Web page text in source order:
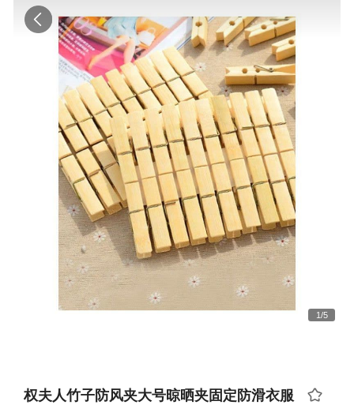
1/5
权夫人竹子防风夹大号晾晒夹固定防滑衣服